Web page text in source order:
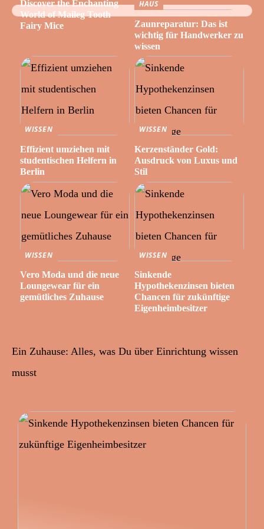
Discover the Enchanting
World of Maileg Tooth
Fairy Mice
HAUS
Zaunreparatur: Das ist
wichtig für Handwerker zu
wissen
WISSEN
Effizient umziehen mit
studentischen Helfern in
Berlin
WISSEN
Kerzenständer Gold:
Ausdruck von Luxus und
Stil
WISSEN
Vero Moda und die neue
Loungewear für ein
gemütliches Zuhause
WISSEN
Sinkende
Hypothekenzinsen bieten
Chancen für zukünftige
Eigenheimbesitzer
Ein Zuhause: Alles, was Du über Einrichtung wissen
musst